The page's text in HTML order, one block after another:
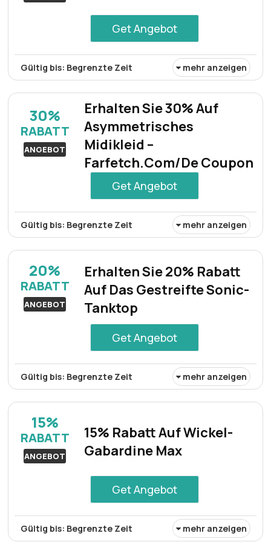
Get Angebot
Gültig bis: Begrenzte Zeit mehr anzeigen
25%. Sichern Sie sich dieses Angebot, bevor es
vergriffen ist!
30%
RABATT
ANGEBOT
Erhalten Sie 30% Auf
Asymmetrisches
Midikleid –
Farfetch.Com/De Coupon
Get Angebot
Gültig bis: Begrenzte Zeit mehr anzeigen
und seinen einzigartigen Stil, ohne Ihr Budget zu
sprengen. Hol 'dir deines jetzt!
20%
RABATT
ANGEBOT
Erhalten Sie 20% Rabatt
Auf Das Gestreifte Sonic-
Tanktop
Get Angebot
Gültig bis: Begrenzte Zeit mehr anzeigen
Rabatt von 20% erhältlich.
15%
RABATT
ANGEBOT
15% Rabatt Auf Wickel-
Gabardine Max
Get Angebot
Gültig bis: Begrenzte Zeit mehr anzeigen